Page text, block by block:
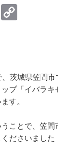
T
Li
n
k
茨城県笠間
プ「イバラキ
す。
ことで、笠間
ださいました